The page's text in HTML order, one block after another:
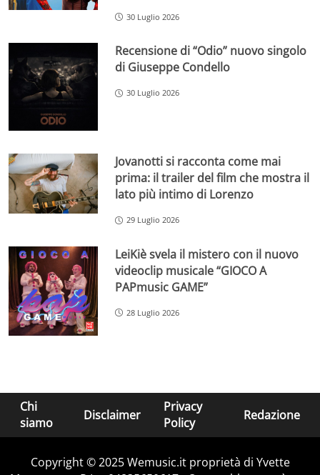
30 Luglio 2026
Recensione di “Odio” nuovo singolo
di Giuseppe Condello
30 Luglio 2026
Jovanotti si racconta come mai
prima: il trailer del film che mostra il
lato più intimo di Lorenzo
29 Luglio 2026
LeiKiè svela il mistero con il nuovo
videoclip musicale “GIOCO A
PAPmusic GAME”
28 Luglio 2026
Chi
siamo
Disclaimer
Privacy
Policy
Redazione
Copyright © 2025 Wemusic.it proprietà di Yvette